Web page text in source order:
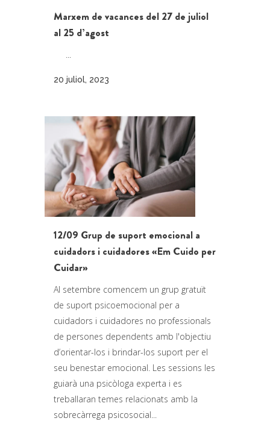
Marxem de vacances del 27 de juliol
al 25 d’agost
...
20 juliol, 2023
12/09 Grup de suport emocional a
cuidadors i cuidadores «Em Cuido per
Cuidar»
Al setembre comencem un grup gratuït
de suport psicoemocional per a
cuidadors i cuidadores no professionals
de persones dependents amb l'objectiu
d’orientar-los i brindar-los suport per el
seu benestar emocional. Les sessions les
guiarà una psicòloga experta i es
treballaran temes relacionats amb la
sobrecàrrega psicosocial...